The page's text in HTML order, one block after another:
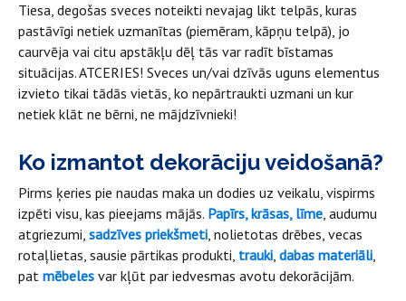
Tiesa, degošas sveces noteikti nevajag likt telpās, kuras
pastāvīgi netiek uzmanītas (piemēram, kāpņu telpā), jo
caurvēja vai citu apstākļu dēļ tās var radīt bīstamas
situācijas. ATCERIES! Sveces un/vai dzīvās uguns elementus
izvieto tikai tādās vietās, ko nepārtraukti uzmani un kur
netiek klāt ne bērni, ne mājdzīvnieki!
Ko izmantot dekorāciju veidošanā?
Pirms ķeries pie naudas maka un dodies uz veikalu, vispirms
izpēti visu, kas pieejams mājās. Papīrs, krāsas, līme, audumu
atgriezumi, sadzīves priekšmeti, nolietotas drēbes, vecas
rotaļlietas, sausie pārtikas produkti, trauki, dabas materiāli,
pat mēbeles var kļūt par iedvesmas avotu dekorācijām.